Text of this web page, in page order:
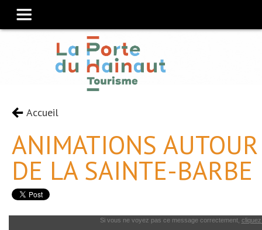
Accueil
ANIMATIONS AUTOUR
DE LA SAINTE-BARBE
Si vous ne voyez pas ce message correctement,